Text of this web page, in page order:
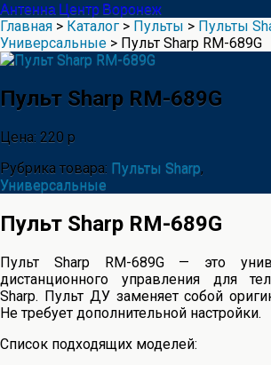
Антенна Центр Воронеж
Главная > Каталог > Пульты > Пульты
Универсальные > Пульт Sharp RM-689G
Пульт Sharp RM-689G
Цена: 220 р
Рубрика товара: Пульты Sharp,
Универсальные
Пульт Sharp RM-689G
Пульт Sharp RM-689G — это
дистанционного управления для
Sharp. Пульт ДУ заменяет собой
Не требует дополнительной настройки.
Список подходящих моделей: